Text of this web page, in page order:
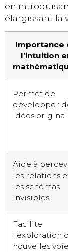
en
élargissant la
Importance
l’intuition
Permet de
développer
idées
Aide à
les relations
les schémas
invisibles
Facilite
l’exploration
nouvelles